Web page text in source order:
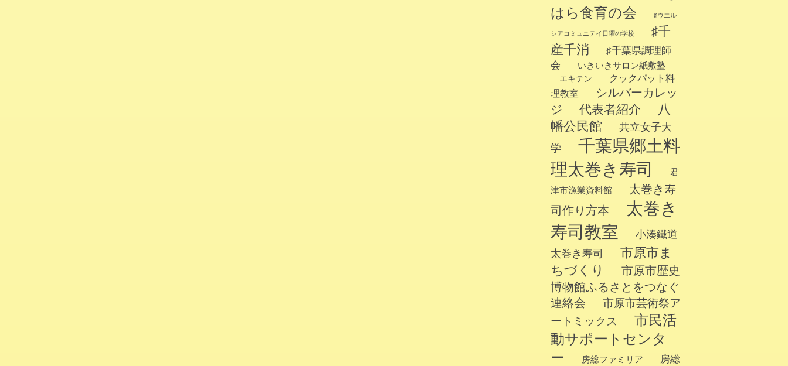
はら食育の会
♯ウエル
シアコミュニテイ日曜の学校
♯千
産千消
♯千葉県調理師
会
いきいきサロン紙敷塾
エキテン
クックパット料
理教室
シルバーカレッ
ジ
代表者紹介
八
幡公民館
共立女子大
学
千葉県郷土料
理太巻き寿司
君
津市漁業資料館
太巻き寿
司作り方本
太巻き
寿司教室
小湊鐵道
太巻き寿司
市原市ま
ちづくり
市原市歴史
博物館ふるさとをつなぐ
連絡会
市原市芸術祭ア
ートミックス
市民活
動サポートセンタ
ー
房総ファミリア
房総